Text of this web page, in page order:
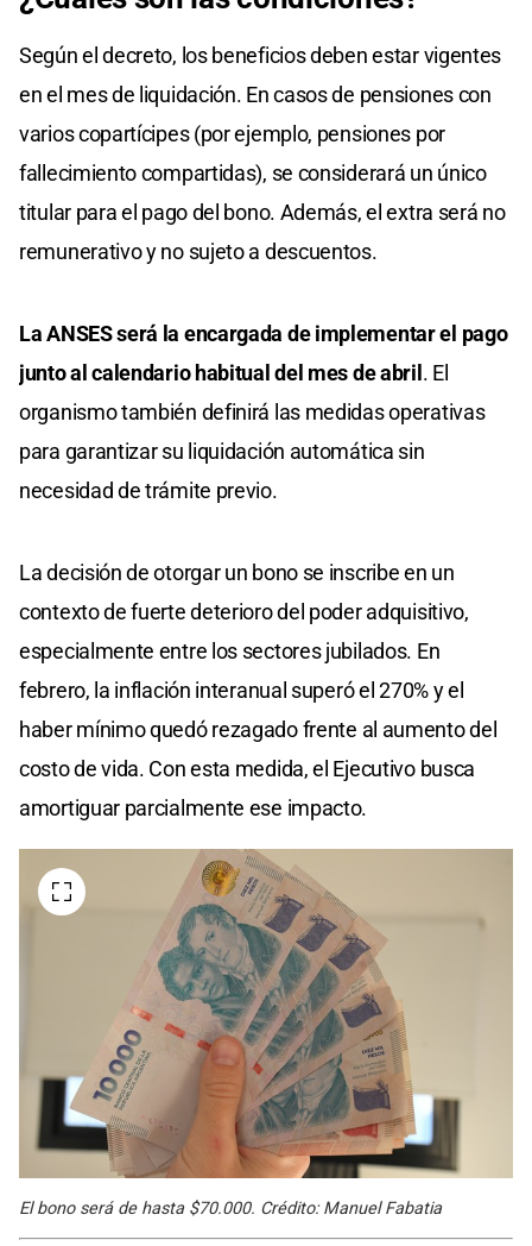
Según el decreto, los beneficios deben estar vigentes
en el mes de liquidación. En casos de pensiones con
varios copartícipes (por ejemplo, pensiones por
fallecimiento compartidas), se considerará un único
titular para el pago del bono. Además, el extra será no
remunerativo y no sujeto a descuentos.
La ANSES será la encargada de implementar el pago
junto al calendario habitual del mes de abril. El
organismo también definirá las medidas operativas
para garantizar su liquidación automática sin
necesidad de trámite previo.
La decisión de otorgar un bono se inscribe en un
contexto de fuerte deterioro del poder adquisitivo,
especialmente entre los sectores jubilados. En
febrero, la inflación interanual superó el 270% y el
haber mínimo quedó rezagado frente al aumento del
costo de vida. Con esta medida, el Ejecutivo busca
amortiguar parcialmente ese impacto.
El bono será de hasta $70.000. Crédito: Manuel Fabatia